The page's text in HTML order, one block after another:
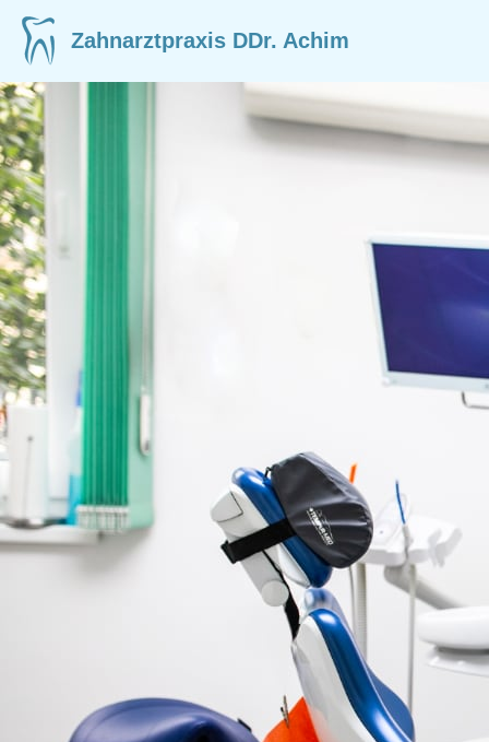
Inhalt
springen
Zahnarztpraxis DDr. Achim